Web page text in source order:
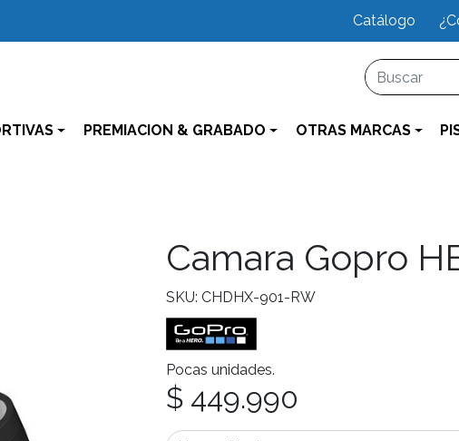
Catálogo
PREMIACION & GRABADO OTRAS MARCAS
Camara Gopro
SKU: CHDHX-901-RW
Pocas unidades.
$ 449.990